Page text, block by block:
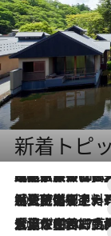
新着トピ
2026.7.31
【ホテル帰省】という選択肢をOMOが提案。家族とほどよい距離を保つには「昼は実家、夜は気兼ねなくホ
2026.7.24
【夏限定ディナーコース】旬を迎える稚鮎や花ズッキーニなどをイタリア・トスカーナの郷土料理の手法で満喫！
2026.7.17
「土佐和ハーブかき氷」がOMO7高知に登場！生姜、山椒、大葉など目にも舌に